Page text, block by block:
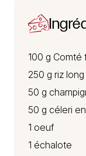
100 g Comté
250 g riz long
50 g
50 g céleri
1 oeuf
1 échalote